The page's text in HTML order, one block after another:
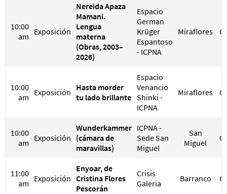
10:00
am Exposición
Nereida Apaza
Mamani.
Lengua
materna
(Obras, 2003–
2026)
Espacio
German
Krüger
Espantoso
- ICPNA
Miraflores
10:00
am Exposición Hasta morder
tu lado brillante
Espacio
Venancio
Shinki -
ICPNA
Miraflores
10:00
am Exposición
Wunderkammer
(cámara de
maravillas)
ICPNA -
Sede San
Miguel
San
Miguel
11:00
am Exposición
Enyoar, de
Cristina Flores
Pescorán
Crisis
Galeria
Barranco